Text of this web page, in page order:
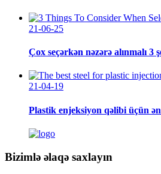
21-06-25
Çox seçərkən nəzərə alınmalı 3
21-04-19
Plastik enjeksiyon qəlibi üçün ən
Bizimlə əlaqə saxlayın